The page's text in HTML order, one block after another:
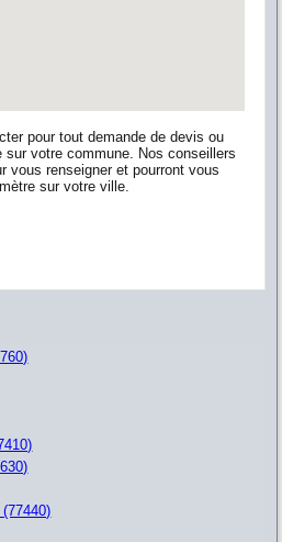
pour tout demande de devis ou
sur votre commune. Nos conseillers
vous renseigner et pourront vous
sur votre ville.